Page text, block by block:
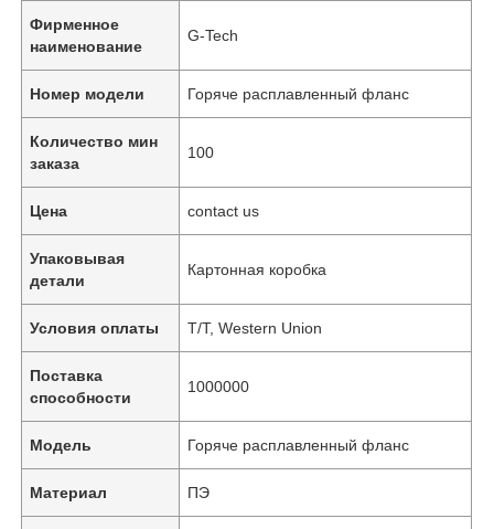
Фирменное
наименование
G-Tech
Номер модели Горяче расплавленный фланс
Количество мин
заказа
100
Цена contact us
Упаковывая
детали
Картонная коробка
Условия оплаты T/T, Western Union
Поставка
способности
1000000
Модель Горяче расплавленный фланс
Материал ПЭ